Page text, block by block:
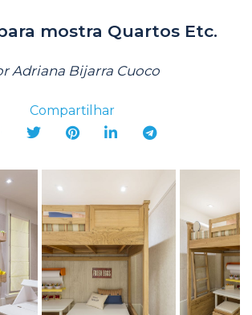
mostra Quartos Etc.
Adriana Bijarra Cuoco